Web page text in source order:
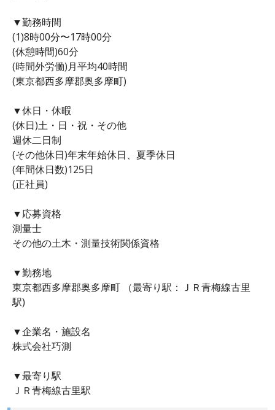
▼勤務時間
(1)8時00分〜17時00分
(休憩時間)60分
(時間外労働)月平均40時間
(東京都西多摩郡奥多摩町)
▼休日・休暇
(休日)土・日・祝・その他
週休二日制
(その他休日)年末年始休日、夏季休日
(年間休日数)125日
(正社員)
▼応募資格
測量士
その他の土木・測量技術関係資格
▼勤務地
東京都西多摩郡奥多摩町 （最寄り駅：ＪＲ青梅線古里
駅)
▼企業名・施設名
株式会社巧測
▼最寄り駅
ＪＲ青梅線古里駅